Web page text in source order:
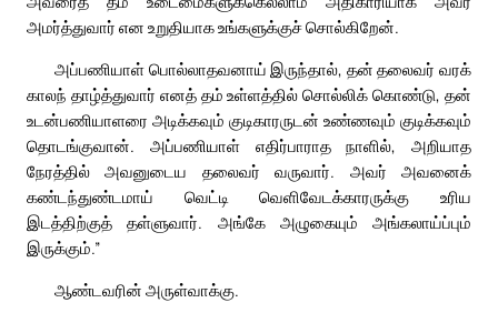
அமர்த்துவார் என உறுதியாக உங்களுக்குச் சொல்கிறேன்.
அப்பணியாள் பொல்லாதவனாய் இருந்தால், தன் தலைவர் வரக்
காலந் தாழ்த்துவார் எனத் தம் உள்ளத்தில் சொல்லிக் கொண்டு, தன்
உடன்பணியாளரை அடிக்கவும் குடிகாரருடன் உண்ணவும் குடிக்கவும்
தொடங்குவான். அப்பணியாள் எதிர்பாராத நாளில், அறியாத
நேரத்தில் அவனுடைய தலைவர் வருவார். அவர் அவனைக்
கண்டந்துண்டமாய் வெட்டி வெளிவேடக்காரருக்கு உரிய
இடத்திற்குத் தள்ளுவார். அங்கே அழுகையும் அங்கலாய்ப்பும்
இருக்கும்.”
ஆண்டவரின் அருள்வாக்கு.